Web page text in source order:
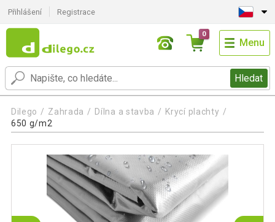
Přihlášení Registrace
Hledat
0
Menu
Dilego Zahrada Dílna a stavba
Krycí plachty
650 g/m2